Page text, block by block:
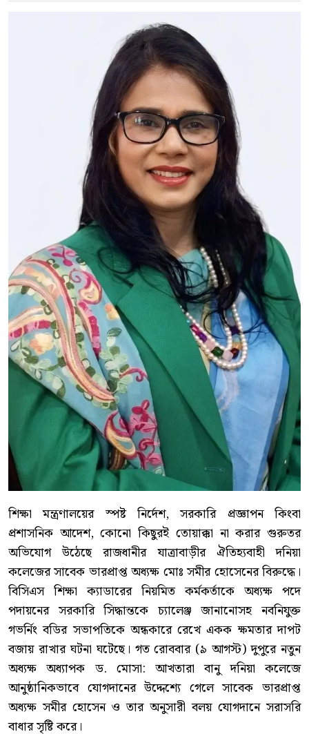
শিক্ষা মন্ত্রণালয়ের স্পষ্ট নির্দেশ, সরকারি প্রজ্ঞাপন কিংবা
প্রশাসনিক আদেশ, কোনো কিছুরই তোয়াক্কা না করার গুরুতর
অভিযোগ উঠেছে রাজধানীর যাত্রাবাড়ীর ঐতিহ্যবাহী দনিয়া
কলেজের সাবেক ভারপ্রাপ্ত অধ্যক্ষ মোঃ সমীর হোসেনের বিরুদ্ধে।
বিসিএস শিক্ষা ক্যাডারের নিয়মিত কর্মকর্তাকে অধ্যক্ষ পদে
পদায়নের সরকারি সিদ্ধান্তকে চ্যালেঞ্জ জানানোসহ নবনিযুক্ত
গভর্নিং বডির সভাপতিকে অন্ধকারে রেখে একক ক্ষমতার দাপট
বজায় রাখার ঘটনা ঘটেছে। গত রোববার (৯ আগস্ট) দুপুরে নতুন
অধ্যক্ষ অধ্যাপক ড. মোসা: আখতারা বানু দনিয়া কলেজে
আনুষ্ঠানিকভাবে যোগদানের উদ্দেশ্যে গেলে সাবেক ভারপ্রাপ্ত
অধ্যক্ষ সমীর হোসেন ও তার অনুসারী বলয় যোগদানে সরাসরি
বাধার সৃষ্টি করে।